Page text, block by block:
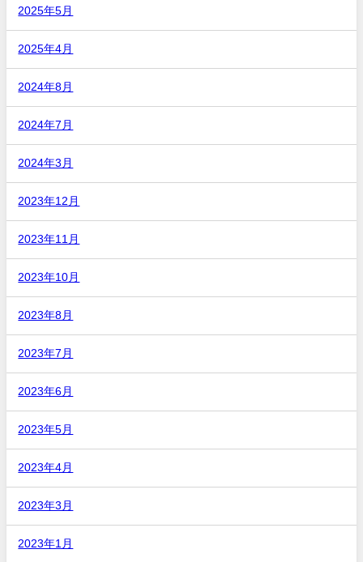
2025年5月
2025年4月
2024年8月
2024年7月
2024年3月
2023年12月
2023年11月
2023年10月
2023年8月
2023年7月
2023年6月
2023年5月
2023年4月
2023年3月
2023年1月